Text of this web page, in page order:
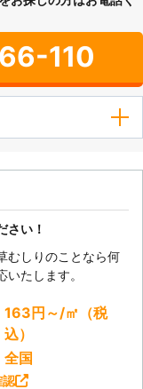
110
さい！
むしりのことなら何
たします。
163円～/㎡（税
込）
全国
認